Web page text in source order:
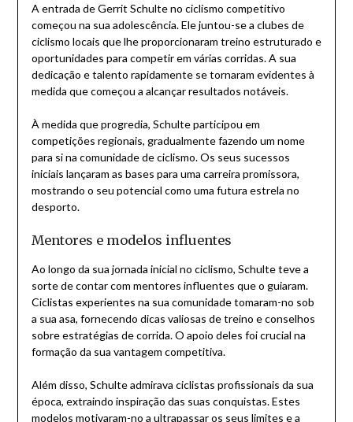
A entrada de Gerrit Schulte no ciclismo competitivo
começou na sua adolescência. Ele juntou-se a clubes de
ciclismo locais que lhe proporcionaram treino estruturado e
oportunidades para competir em várias corridas. A sua
dedicação e talento rapidamente se tornaram evidentes à
medida que começou a alcançar resultados notáveis.
À medida que progredia, Schulte participou em
competições regionais, gradualmente fazendo um nome
para si na comunidade de ciclismo. Os seus sucessos
iniciais lançaram as bases para uma carreira promissora,
mostrando o seu potencial como uma futura estrela no
desporto.
Mentores e modelos influentes
Ao longo da sua jornada inicial no ciclismo, Schulte teve a
sorte de contar com mentores influentes que o guiaram.
Ciclistas experientes na sua comunidade tomaram-no sob
a sua asa, fornecendo dicas valiosas de treino e conselhos
sobre estratégias de corrida. O apoio deles foi crucial na
formação da sua vantagem competitiva.
Além disso, Schulte admirava ciclistas profissionais da sua
época, extraindo inspiração das suas conquistas. Estes
modelos motivaram-no a ultrapassar os seus limites e a